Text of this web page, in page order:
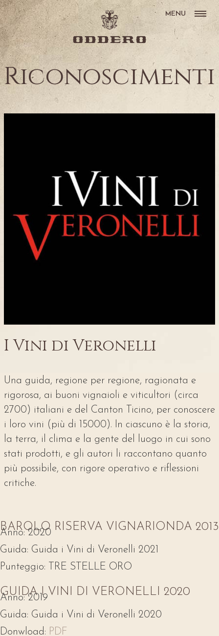
MENU
Riconoscimenti
I Vini di Veronelli
Una guida, regione per regione, ragionata e
rigorosa, ai buoni vignaioli e viticultori (circa
2700) italiani e del Canton Ticino, per conoscere
i loro vini (più di 15000). In ciascuno è la storia,
la terra, il clima e la gente del luogo in cui sono
stati prodotti, e gli autori li raccontano quanto
più possibile, con rigore operativo e riflessioni
critiche.
BAROLO RISERVA VIGNARIONDA 2013
Anno: 2020
Guida: Guida i Vini di Veronelli 2021
Punteggio:
TRE STELLE ORO
GUIDA I VINI DI VERONELLI 2020
Anno: 2019
Guida: Guida i Vini di Veronelli 2020
Donwload: PDF